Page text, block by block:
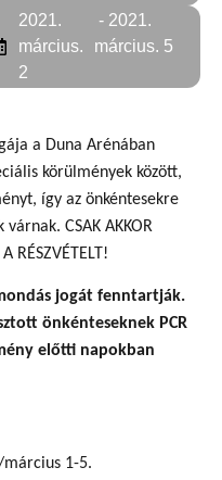
2021.
március.
2
- 2021.
március. 5
a Duna Arénában
körülmények között,
így az önkéntesekre
CSAK AKKOR
RÉSZVÉTELT!
jogát fenntartják.
önkénteseknek PCR
előtti napokban
1-5.